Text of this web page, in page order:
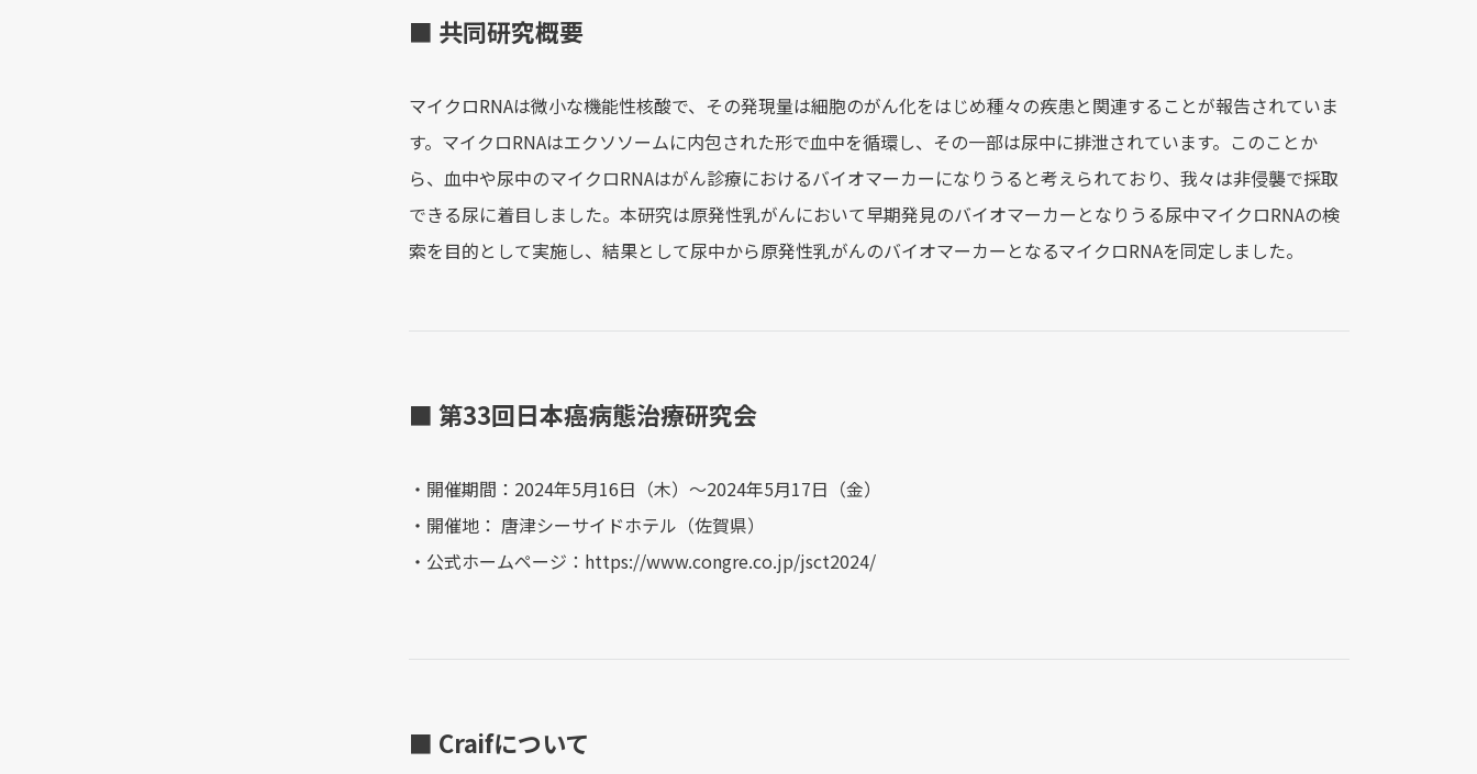
■ 共同研究概要
マイクロRNAは微小な機能性核酸で、その発現量は細胞のがん化をはじめ種々の疾患と関連することが報告されていま
す。マイクロRNAはエクソソームに内包された形で血中を循環し、その一部は尿中に排泄されています。このことか
ら、血中や尿中のマイクロRNAはがん診療におけるバイオマーカーになりうると考えられており、我々は非侵襲で採取
できる尿に着目しました。本研究は原発性乳がんにおいて早期発見のバイオマーカーとなりうる尿中マイクロRNAの検
索を目的として実施し、結果として尿中から原発性乳がんのバイオマーカーとなるマイクロRNAを同定しました。
■ 第33回日本癌病態治療研究会
・開催期間：2024年5月16日（木）～2024年5月17日（金）
・開催地： 唐津シーサイドホテル（佐賀県）
・公式ホームページ：https://www.congre.co.jp/jsct2024/
■ Craifについて